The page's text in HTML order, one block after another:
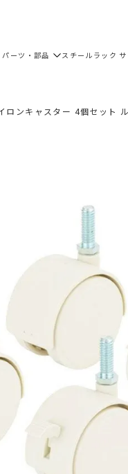
ーツ・部品 スチールラック
ロンキャスター 4個セット